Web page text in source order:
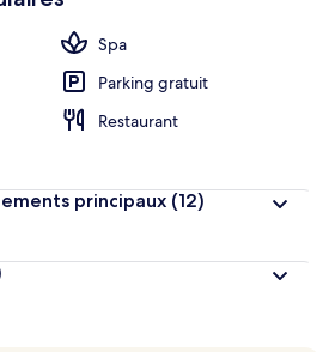
Spa
Parking gratuit
Restaurant
principaux (12)